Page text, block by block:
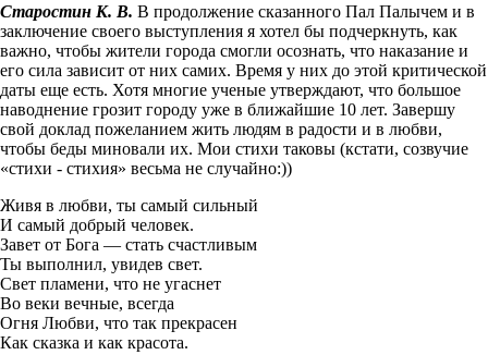
Старостин К. В. В продолжение сказанного Пал Палычем и в
заключение своего выступления я хотел бы подчеркнуть, как
важно, чтобы жители города смогли осознать, что наказание и
его сила зависит от них самих. Время у них до этой критической
даты еще есть. Хотя многие ученые утверждают, что большое
наводнение грозит городу уже в ближайшие 10 лет. Завершу
свой доклад пожеланием жить людям в радости и в любви,
чтобы беды миновали их. Мои стихи таковы (кстати, созвучие
«стихи - стихия» весьма не случайно:))
Живя в любви, ты самый сильный
И самый добрый человек.
Завет от Бога — стать счастливым
Ты выполнил, увидев свет.
Свет пламени, что не угаснет
Во веки вечные, всегда
Огня Любви, что так прекрасен
Как сказка и как красота.